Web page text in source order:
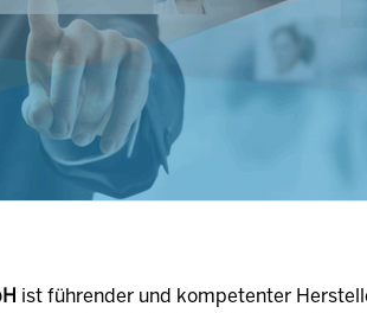
ist führender und kompetenter